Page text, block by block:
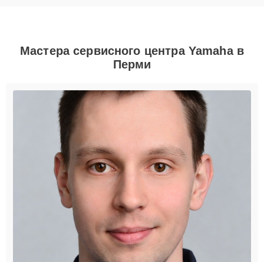
Мастера сервисного центра Yamaha в
Перми